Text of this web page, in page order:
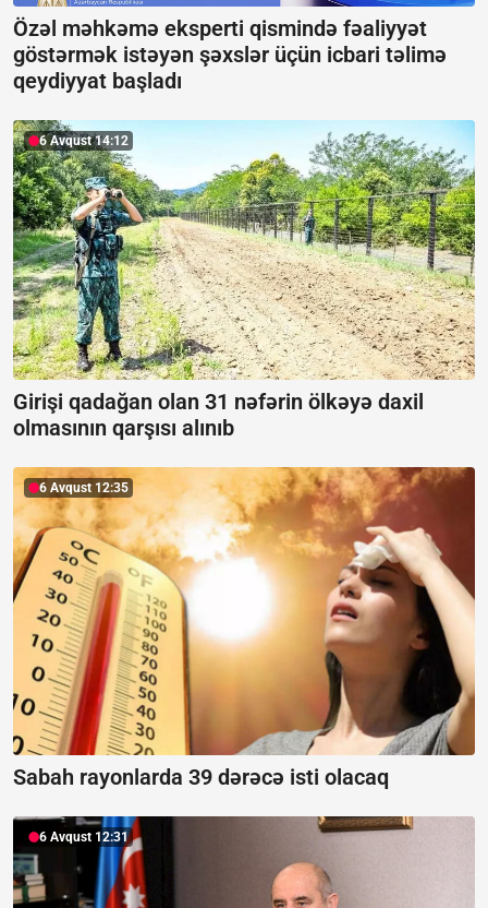
Özəl məhkəmə eksperti qismində fəaliyyət
göstərmək istəyən şəxslər üçün icbari təlimə
qeydiyyat başladı
6 Avqust 14:12
Girişi qadağan olan 31 nəfərin ölkəyə daxil
olmasının qarşısı alınıb
6 Avqust 12:35
Sabah rayonlarda 39 dərəcə isti olacaq
6 Avqust 12:31